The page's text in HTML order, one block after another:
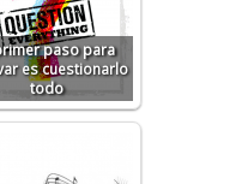
paso para
es cuestionarlo
todo